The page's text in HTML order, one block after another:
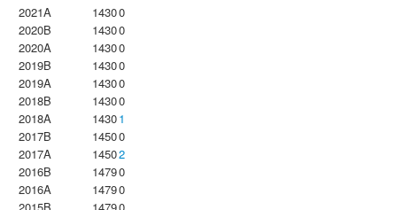
2021A
14300
2020B
14300
2020A
14300
2019B
14300
2019A
14300
2018B
14300
2018A
14301
2017B
14500
2017A
14502
2016B
14790
2016A
14790